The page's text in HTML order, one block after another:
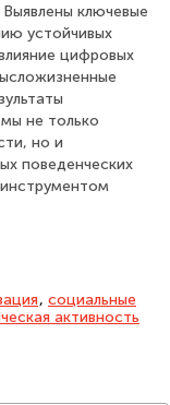
ключевые
устойчивых
цифровых
не только
но и
поведенческих
, социальные
активность